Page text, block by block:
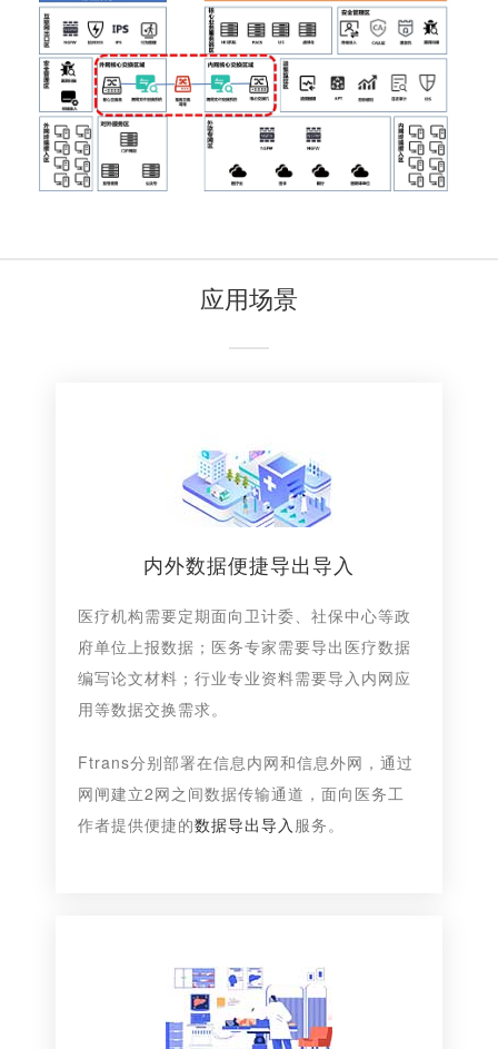
应用场景
内外数据便捷导出导入
医疗机构需要定期面向卫计委、社保中心等政
府单位上报数据；医务专家需要导出医疗数据
编写论文材料；行业专业资料需要导入内网应
用等数据交换需求。
Ftrans分别部署在信息内网和信息外网，通过
网闸建立2网之间数据传输通道，面向医务工
作者提供便捷的数据导出导入 服务。